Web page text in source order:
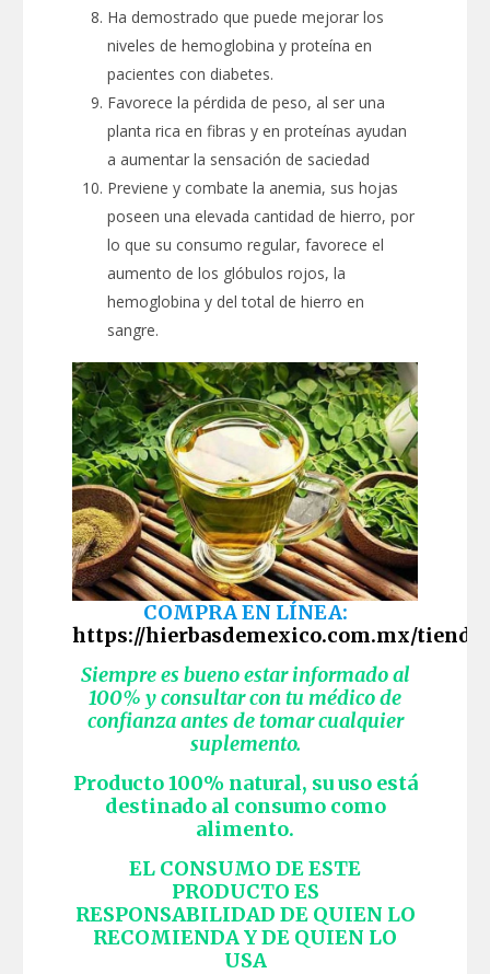
Ha demostrado que puede mejorar los
niveles de hemoglobina y proteína en
pacientes con diabetes.
Favorece la pérdida de peso, al ser una
planta rica en fibras y en proteínas ayudan
a aumentar la sensación de saciedad
Previene y combate la anemia, sus hojas
poseen una elevada cantidad de hierro, por
lo que su consumo regular, favorece el
aumento de los glóbulos rojos, la
hemoglobina y del total de hierro en
sangre.
COMPRA EN LÍNEA:
https://hierbasdemexico.com.mx/tienda/
Siempre es bueno estar informado al
100% y consultar con tu médico de
confianza antes de tomar cualquier
suplemento.
Producto 100% natural, su uso está
destinado al consumo como
alimento.
EL CONSUMO DE ESTE
PRODUCTO ES
RESPONSABILIDAD DE QUIEN LO
RECOMIENDA Y DE QUIEN LO
USA